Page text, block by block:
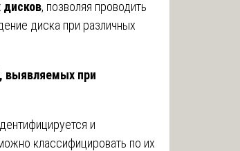
дисков, позволяя проводить
диска при различных
выявляемых при
и
классифицировать по их